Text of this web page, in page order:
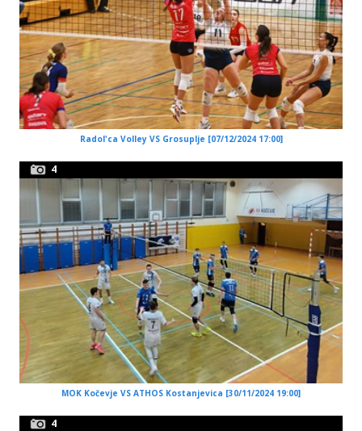
Radol'ca Volley VS Grosuplje [07/12/2024 17:00]
4
MOK Kočevje VS ATHOS Kostanjevica [30/11/2024 19:00]
4